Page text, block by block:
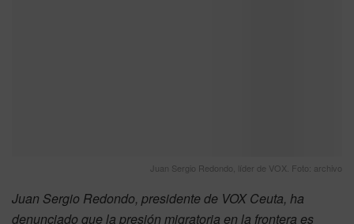
Juan Sergio Redondo, líder de VOX. Foto: archivo
Juan Sergio Redondo, presidente de VOX Ceuta, ha
denunciado que la presión migratoria en la frontera es